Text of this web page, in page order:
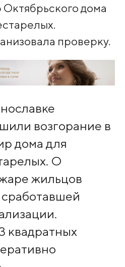
Октябрьского дома
проверку.
возгорание в
дома для
О
жильцов
сработавшей
квадратных